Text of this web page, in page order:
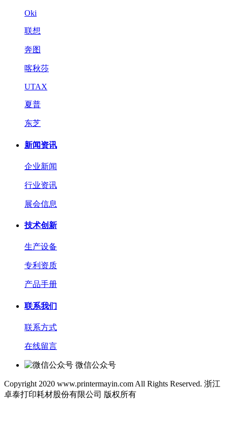
Oki
联想
奔图
喀秋莎
UTAX
夏普
东芝
新闻资讯
企业新闻
行业资讯
展会信息
技术创新
生产设备
专利资质
产品手册
联系我们
联系方式
在线留言
微信公众号
Copyright 2020 www.printermayin.com All Rights Reserved. 浙江
卓泰打印耗材股份有限公司 版权所有